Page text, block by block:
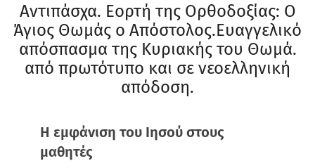
Αντιπάσχα. Εορτή της Ορθοδοξίας: Ο
Άγιος Θωμάς ο Απόστολος.Ευαγγελικό
απόσπασμα της Κυριακής του Θωμά.
από πρωτότυπο και σε νεοελληνική
απόδοση.
Η εμφάνιση του Ιησού στους
μαθητές